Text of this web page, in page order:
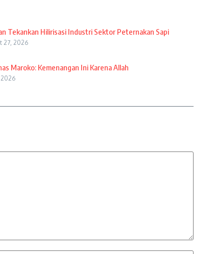
Tekankan Hilirisasi Industri Sektor Peternakan Sapi
27, 2026
Maroko: Kemenangan Ini Karena Allah
2026